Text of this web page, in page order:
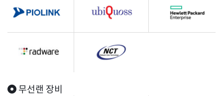
무선랜 장비